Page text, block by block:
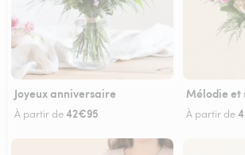
Joyeux anniversaire
À partir de42€95
Mélodie et
À partir de